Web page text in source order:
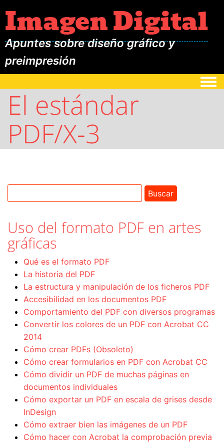
Imagen Digital
Apuntes sobre diseño gráfico y
preimpresión
El estándar
PDF/X-3
Uso del formato PDF en artes
gráficas
Qué es el formato PDF
La historia del PDF
La estructura y manipulación de los ficheros PDF
Accesibilidad en los documentos PDF
Comportamiento del PDF con diversos programas
Convertir los colores de un PDF con Acrobat CC
2014
Cómo crear PDFs (Obsoleto)
Cómo crear formularios en PDF con Acrobat CC
Cómo dividir un PDF de muchas páginas en
documentos individuales
Cómo exportar un PDF en escala de grises desde
InDesign
Cómo extraer bien las imágenes de un PDF
Cómo hacer con Acrobat la comprobación previa